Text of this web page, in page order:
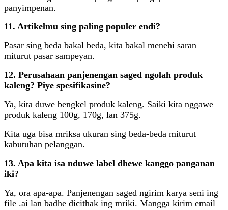
panyimpenan.
11. Artikelmu sing paling populer endi?
Pasar sing beda bakal beda, kita bakal menehi saran
miturut pasar sampeyan.
12. Perusahaan panjenengan saged ngolah produk
kaleng? Piye spesifikasine?
Ya, kita duwe bengkel produk kaleng. Saiki kita nggawe
produk kaleng 100g, 170g, lan 375g.
Kita uga bisa mriksa ukuran sing beda-beda miturut
kabutuhan pelanggan.
13. Apa kita isa nduwe label dhewe kanggo panganan
iki?
Ya, ora apa-apa. Panjenengan saged ngirim karya seni ing
file .ai lan badhe dicithak ing mriki. Mangga kirim email